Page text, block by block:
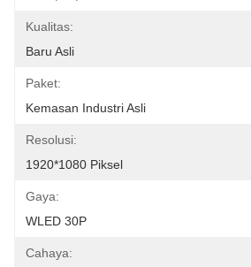
Kualitas:
Baru Asli
Paket:
Kemasan Industri Asli
Resolusi:
1920*1080 Piksel
Gaya:
WLED 30P
Cahaya: